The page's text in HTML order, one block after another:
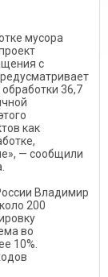
мусора
с
36,7
как
— сообщили
Владимир
200
во
10%.